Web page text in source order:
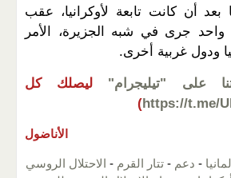
بعد أن كانت تابعة لأوكرانيا، عقب
واحد جرى في شبه الجزيرة، الأمر
ودول غربية أخرى.
على "تيليجرام"
ليصلك كل
https://t.me/
)
الأناضول
- دعم - تتار القرم - الاحتلال الروسي